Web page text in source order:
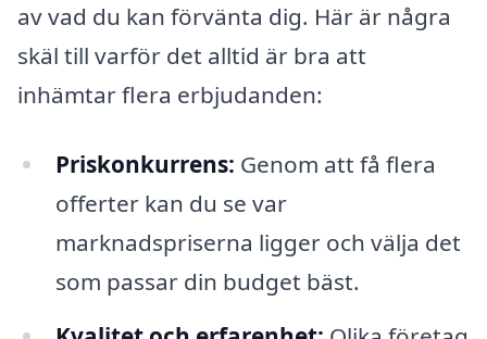
av vad du kan förvänta dig. Här är några
skäl till varför det alltid är bra att
inhämtar flera erbjudanden:
Priskonkurrens: Genom att få flera
offerter kan du se var
marknadspriserna ligger och välja det
som passar din budget bäst.